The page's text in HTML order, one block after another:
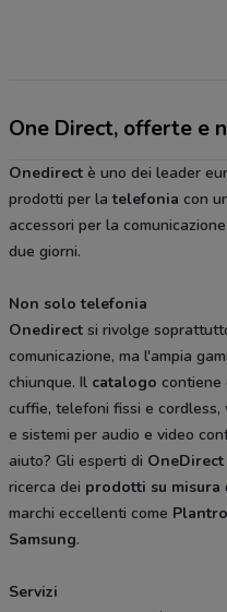
One Direct, offerte e
Onedirect è uno dei leader
prodotti per latelefonia con
accessori per la
due giorni.
Non solo telefonia
Onedirect si rivolge
comunicazione, ma l'ampia
chiunque. Il catalogo contiene
cuffie, telefoni fissi e
e sistemi per audio e video
aiuto? Gli esperti di OneDirect
ricerca dei prodotti su misura
marchi eccellenti come
Samsung.
Servizi